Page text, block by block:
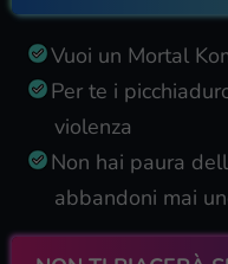
Vuoi un Mortal
Per te i
violenza
Non hai paura
abbandoni mai